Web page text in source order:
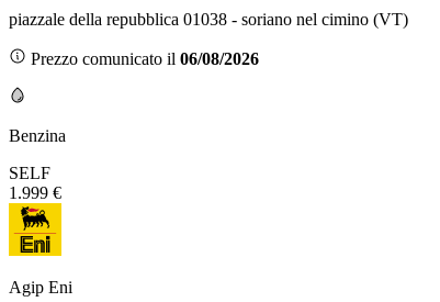
piazzale della repubblica 01038 - soriano nel cimino (VT)
Prezzo comunicato il 06/08/2026
Benzina
SELF
1.999 €
Agip Eni